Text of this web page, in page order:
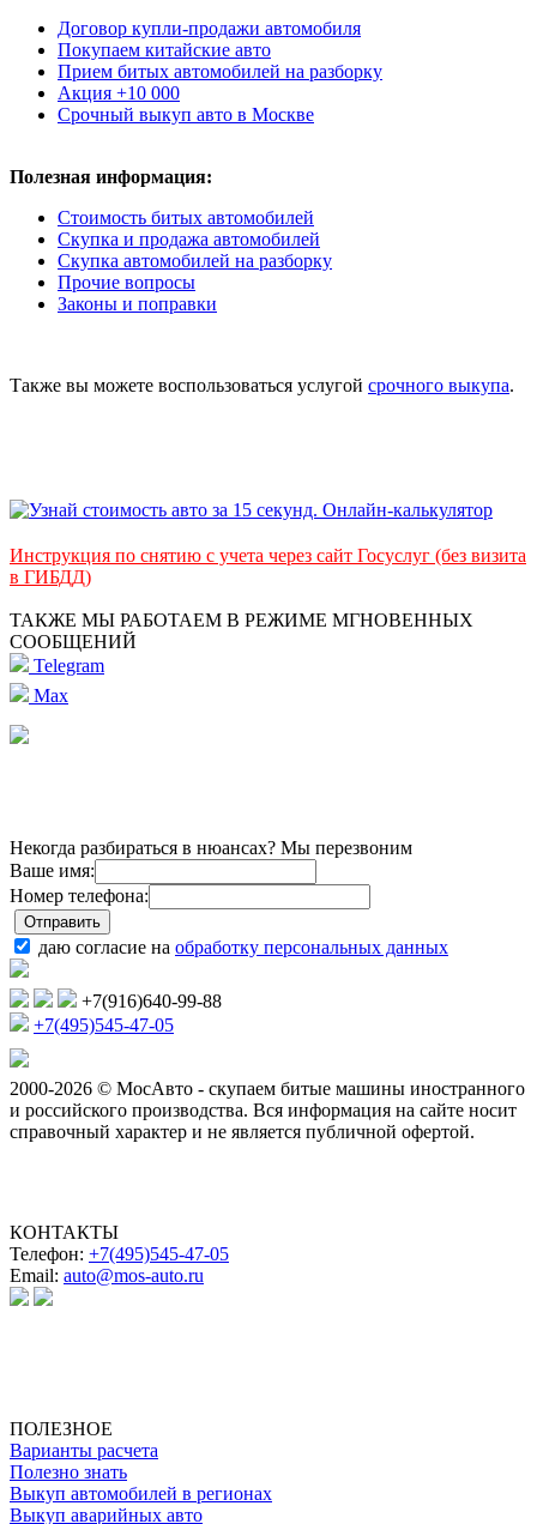
Договор купли-продажи автомобиля
Покупаем китайские авто
Прием битых автомобилей на разборку
Акция +10 000
Срочный выкуп авто в Москве
Полезная информация:
Стоимость битых автомобилей
Скупка и продажа автомобилей
Скупка автомобилей на разборку
Прочие вопросы
Законы и поправки
Также вы можете воспользоваться услугой срочного выкупа.
Инструкция по снятию с учета через сайт Госуслуг (без визита
в ГИБДД)
ТАКЖЕ МЫ РАБОТАЕМ В РЕЖИМЕ МГНОВЕННЫХ
СООБЩЕНИЙ
Telegram
Max
Некогда разбираться в нюансах? Мы перезвоним
Ваше имя:
Номер телефона:
даю согласие на обработку персональных данных
+7(916)640-99-88
+7(495)545-47-05
2000-2026 © МосАвто - скупаем битые машины иностранного
и российского производства. Вся информация на сайте носит
справочный характер и не является публичной офертой.
КОНТАКТЫ
Телефон: +7(495)545-47-05
Email: auto@mos-auto.ru
ПОЛЕЗНОЕ
Варианты расчета
Полезно знать
Выкуп автомобилей в регионах
Выкуп аварийных авто